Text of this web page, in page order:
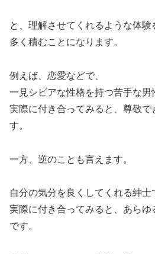
と、理解させてくれるような体験
多く積むことになります。
例えば、恋愛などで、
一見シビアな性格を持つ苦手な男
実際に付き合ってみると、尊敬で
す。
一方、逆のことも言えます。
自分の気分を良くしてくれる紳士
実際に付き合ってみると、あらゆ
です。